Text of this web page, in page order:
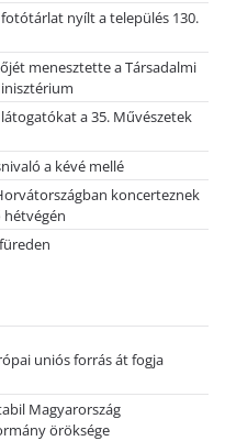
nyílt a település 130.
menesztette a Társadalmi
a 35. Művészetek
a kévé mellé
koncerteznek
hétvégén
uniós forrás át fogja
Magyarország
öröksége